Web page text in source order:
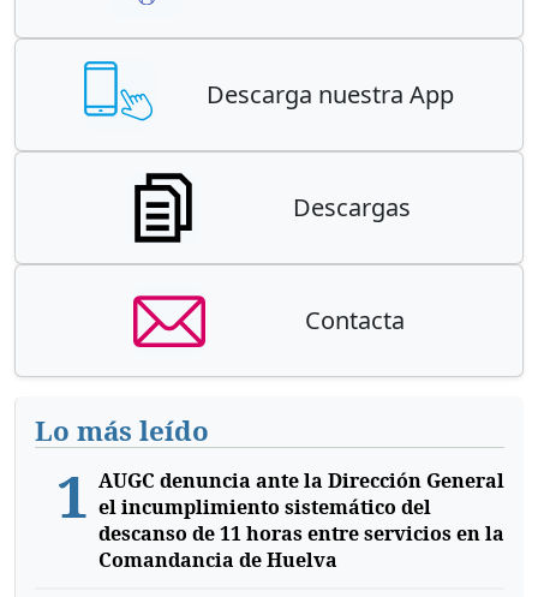
Descarga nuestra App
Descargas
Contacta
Lo más leído
1 AUGC denuncia ante la Dirección General
el incumplimiento sistemático del
descanso de 11 horas entre servicios en la
Comandancia de Huelva